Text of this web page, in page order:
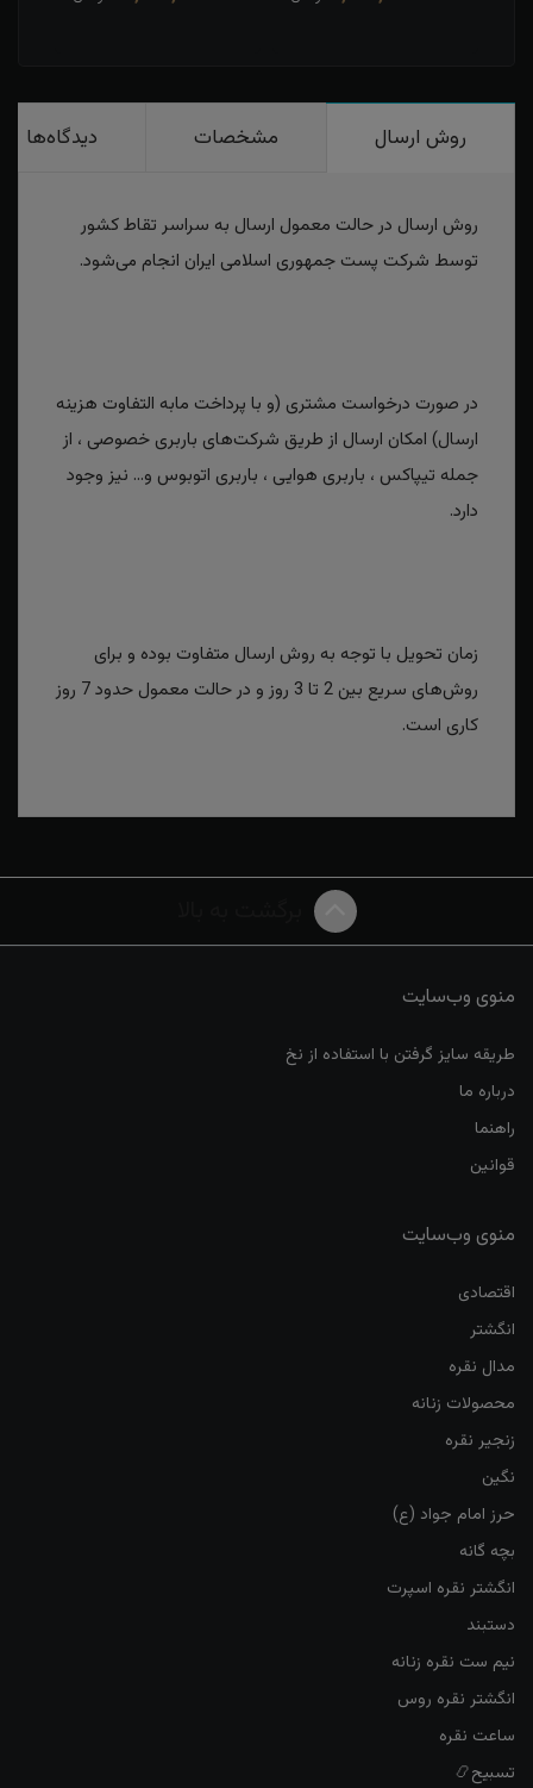
روش ارسال مشخصات دیدگاه‌ها
روش ارسال در حالت معمول ارسال به سراسر تقاط کشور
توسط شرکت پست جمهوری اسلامی ایران انجام می‌شود.
در صورت درخواست مشتری (و با پرداخت مابه التفاوت هزینه
ارسال) امکان ارسال از طریق شرکت‌های باربری خصوصی ، از
جمله تیپاکس ، باربری هوایی ، باربری اتوبوس و... نیز وجود
دارد.
زمان تحویل با توجه به روش ارسال متفاوت بوده و برای
روش‌های سریع بین 2 تا 3 روز و در حالت معمول حدود 7 روز
کاری است.
منوی وب‌سایت
طریقه سایز گرفتن با استفاده از نخ
درباره ما
راهنما
قوانین
منوی وب‌سایت
اقتصادی
انگشتر
مدال نقره
محصولات زنانه
زنجیر نقره
نگین
حرز امام جواد (ع)
بچه گانه
انگشتر نقره اسپرت
دستبند
نیم ست نقره زنانه
انگشتر نقره روس
ساعت نقره
تسبیح📿